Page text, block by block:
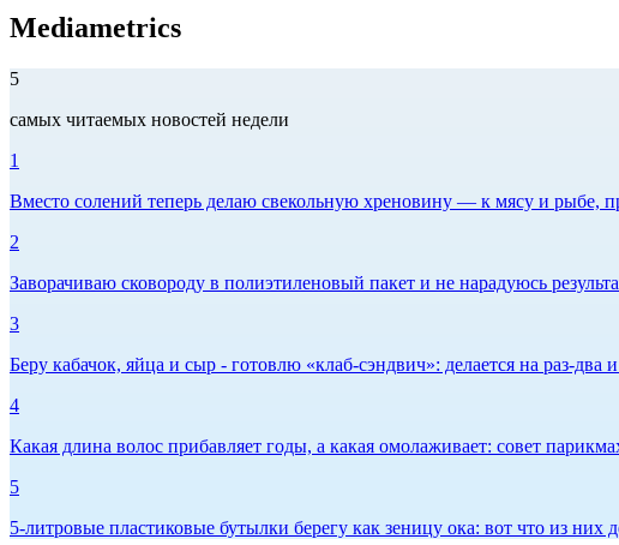
Mediametrics
5
самых читаемых новостей недели
1
Вместо солений теперь делаю свекольную хреновину — к мясу и рыбе,
2
Заворачиваю сковороду в полиэтиленовый пакет и не нарадуюсь
3
Беру кабачок, яйца и сыр - готовлю «клаб-сэндвич»: делается на раз-два
4
Какая длина волос прибавляет годы, а какая омолаживает: совет
5
5-литровые пластиковые бутылки берегу как зеницу ока: вот что из